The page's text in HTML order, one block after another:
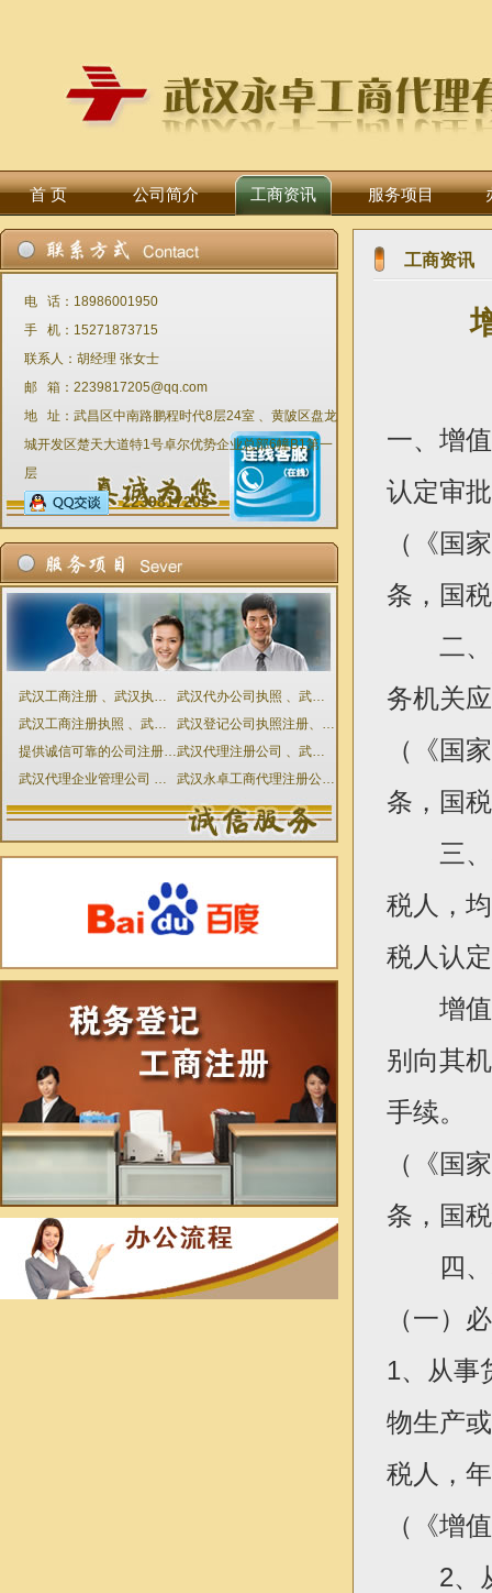
首 页 公司简介 工商资讯 服务项目
电 话：18986001950
手 机：15271873715
联系人：胡经理 张女士
邮 箱：2239817205@qq.com
地 址：武昌区中南路鹏程时代8层24室 、黄陂区盘龙
城开发区楚天大道特1号卓尔优势企业总部6幢B1第一
层
2239817205
武汉工商注册 、武汉执照代理 武汉公司代理直接免费咨询
武汉代办公司执照 、武汉设立登记申请表
武汉工商注册执照 、武汉工商代理 、武汉代理公司永卓
武汉登记公司执照注册、武汉工商代理公司注册执照
提供诚信可靠的公司注册与工商代理服务、武汉代办公司
武汉代理注册公司 、武汉工商代理执照注册 、武汉公司执照
武汉代理企业管理公司 、武汉注册工商执照代理
武汉永卓工商代理注册公司 、服务价优代办
工商资讯
一、增
认定审
（《国
条，国
二、增
务机关
（《国
条，国
三、增
税人，
税人认
增值税
别向其
手续。
（《国
条，国
四、
（一）
1、从事
物生产
税人，
（《增
2、从